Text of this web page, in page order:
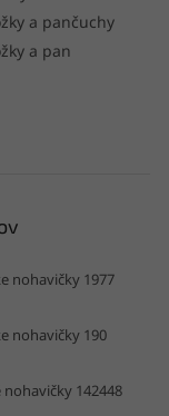
a pančuchy
a pan
nohavičky 1977
nohavičky 190
nohavičky 142448